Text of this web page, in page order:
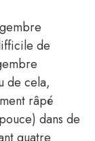
de
de cela,
râpé
dans de